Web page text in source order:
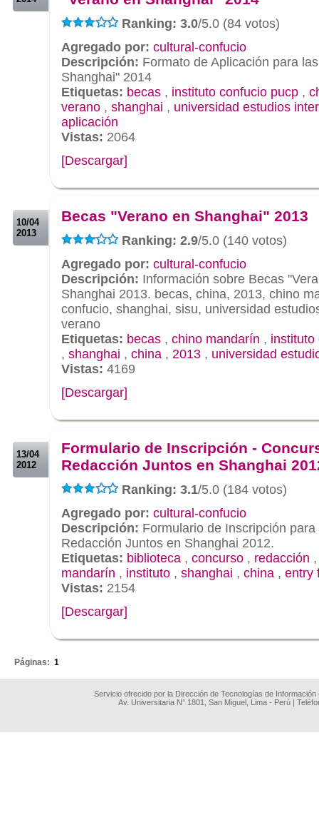
Ranking: 3.0/5.0 (84 votos)
Agregado por: cultural-confucio
Descripción: Formato de Aplicación para
Shanghai" 2014
Etiquetas: becas , instituto confucio pucp ,
verano , shanghai , universidad estudios
aplicación
Vistas: 2064
[Descargar]
10/04
2013
Becas "Verano en Shanghai" 2013
Ranking: 2.9/5.0 (140 votos)
Agregado por: cultural-confucio
Descripción: Información sobre Becas
Shanghai 2013. becas, china, 2013, chino
confucio, shanghai, sisu, universidad
verano
Etiquetas: becas , chino mandarín , instituto
, shanghai , china , 2013 , universidad
Vistas: 4169
[Descargar]
13/04
2012
Formulario de Inscripción -
Redacción Juntos en Shanghai
Ranking: 3.1/5.0 (184 votos)
Agregado por: cultural-confucio
Descripción: Formulario de Inscripción
Redacción Juntos en Shanghai 2012.
Etiquetas: biblioteca , concurso , redacción
mandarín , instituto , shanghai , china , entry
Vistas: 2154
[Descargar]
Páginas: 1
Servicio ofrecido por la Dirección de Tecnologías de
Av. Universitaria N° 1801, San Miguel, Lima - Perú |